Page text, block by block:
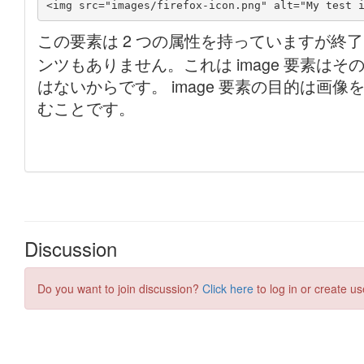
Discussion
Do you want to join discussion? Click here to log in or create